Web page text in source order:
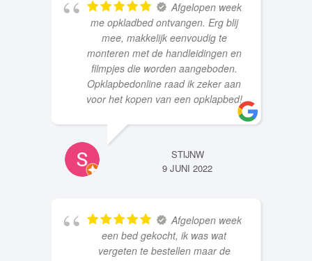
me opkladbed ontvangen. Erg blij
mee, makkelijk eenvoudig te
monteren met de handleidingen en
filmpjes die worden aangeboden.
Opklapbedonline raad ik zeker aan
voor het kopen van een opklapbed!
9 JUNI 2022
een bed gekocht, ik was wat
vergeten te bestellen maar de
klantenservice heeft mij hier goed